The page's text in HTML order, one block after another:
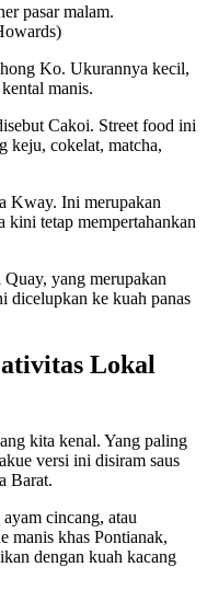
pasar malam.
Ko. Ukurannya kecil,
manis.
Cakoi. Street food ini
keju, cokelat, matcha,
Kway. Ini merupakan
kini tetap mempertahankan
yang merupakan
dicelupkan ke kuah panas
Lokal
kita kenal. Yang paling
versi ini disiram saus
Barat.
cincang, atau
manis khas Pontianak,
dengan kuah kacang